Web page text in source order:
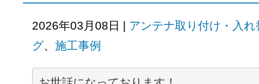
2026年03月08日 アンテナ取り付け・入れ
グ、 施工事例